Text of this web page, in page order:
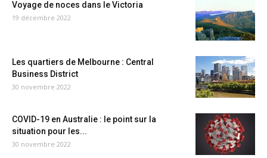
Voyage de noces dans le Victoria
19 décembre 2022
Les quartiers de Melbourne : Central
Business District
30 novembre 2022
COVID-19 en Australie : le point sur la
situation pour les...
30 novembre 2022